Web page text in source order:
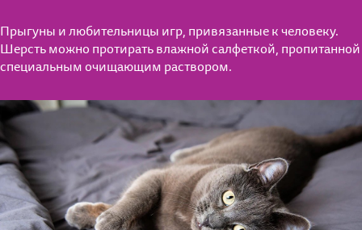
Прыгуны и любительницы игр, привязанные к человеку.
Шерсть можно протирать влажной салфеткой, пропитанной
специальным очищающим раствором.